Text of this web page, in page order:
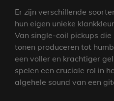
Er zijn verschillende
hun eigen unieke
Van single-coil pickups
tonen produceren tot
een voller en krachtiger
spelen een cruciale rol in
algehele sound van een